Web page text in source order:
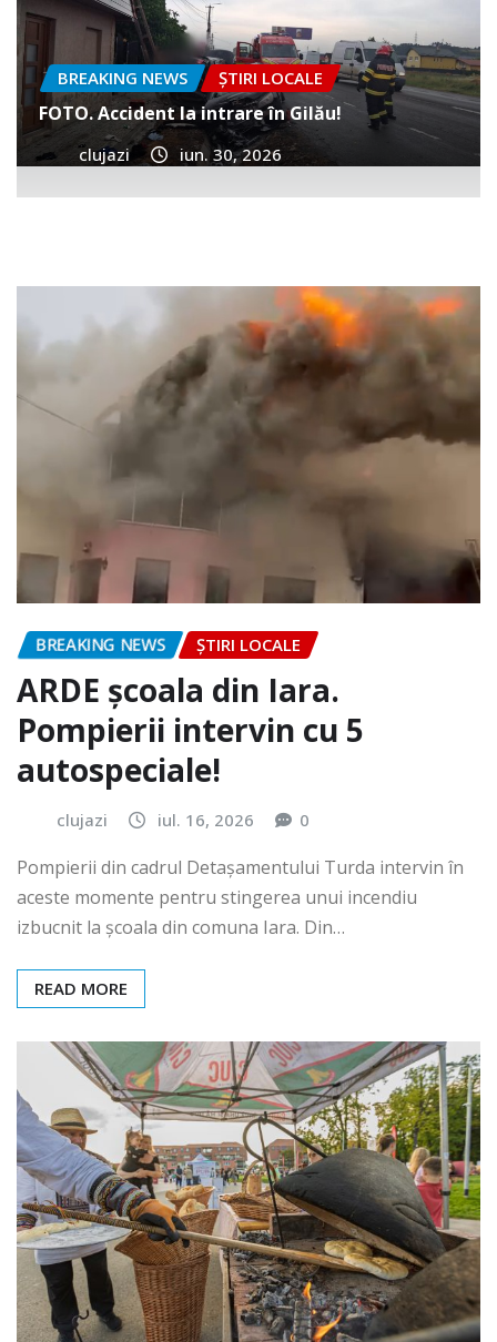
BREAKING NEWS ȘTIRI LOCALE
FOTO. Accident la intrare în Gilău!
clujazi iun. 30, 2026
BREAKING NEWS ȘTIRI LOCALE
ARDE școala din Iara.
Pompierii intervin cu 5
autospeciale!
clujazi iul. 16, 2026 0
Pompierii din cadrul Detașamentului Turda intervin în
aceste momente pentru stingerea unui incendiu
izbucnit la școala din comuna Iara. Din…
READ MORE